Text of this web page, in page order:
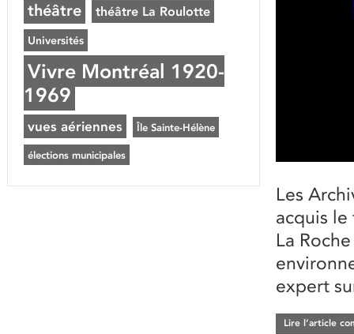
Les
acquis le
La
expert
Lire l’article
théâtre théâtre La Roulotte
Universités
Vivre Montréal 1920-
1969
vues aériennes Île Sainte-Hélène
élections municipales